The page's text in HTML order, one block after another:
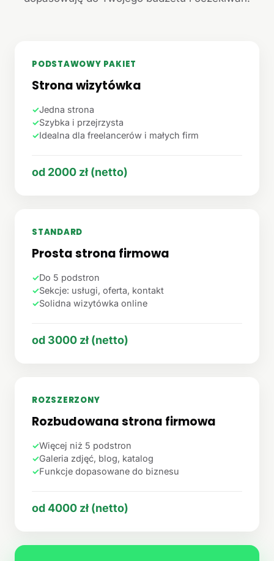
PODSTAWOWY PAKIET
Strona wizytówka
✓Jedna strona
✓Szybka i przejrzysta
✓Idealna dla freelancerów i małych firm
od 2000 zł (netto)
STANDARD
Prosta strona firmowa
✓Do 5 podstron
✓Sekcje: usługi, oferta, kontakt
✓Solidna wizytówka online
od 3000 zł (netto)
ROZSZERZONY
Rozbudowana strona firmowa
✓Więcej niż 5 podstron
✓Galeria zdjęć, blog, katalog
✓Funkcje dopasowane do biznesu
od 4000 zł (netto)